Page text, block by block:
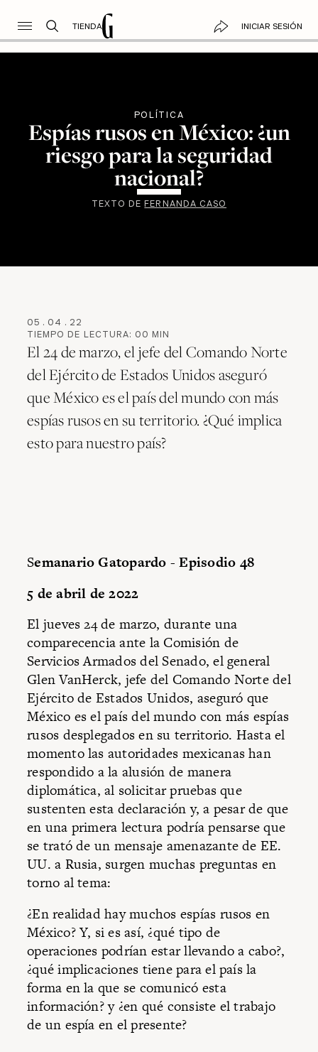
TIENDA INICIAR SESIÓN
POLÍTICA
Espías rusos en México: ¿un
riesgo para la seguridad
nacional?
TEXTO DEFERNANDA CASO
05 . 04 . 22
TIEMPO DE LECTURA: 00 MIN
El 24 de marzo, el jefe del Comando Norte
del Ejército de Estados Unidos aseguró
que México es el país del mundo con más
espías rusos en su territorio. ¿Qué implica
esto para nuestro país?
Semanario Gatopardo - Episodio 48
5 de abril de 2022
El jueves 24 de marzo, durante una
comparecencia ante la Comisión de
Servicios Armados del Senado, el general
Glen VanHerck, jefe del Comando Norte del
Ejército de Estados Unidos, aseguró que
México es el país del mundo con más espías
rusos desplegados en su territorio. Hasta el
momento las autoridades mexicanas han
respondido a la alusión de manera
diplomática, al solicitar pruebas que
sustenten esta declaración y, a pesar de que
en una primera lectura podría pensarse que
se trató de un mensaje amenazante de EE.
UU. a Rusia, surgen muchas preguntas en
torno al tema:
¿En realidad hay muchos espías rusos en
México? Y, si es así, ¿qué tipo de
operaciones podrían estar llevando a cabo?,
¿qué implicaciones tiene para el país la
forma en la que se comunicó esta
información? y ¿en qué consiste el trabajo
de un espía en el presente?